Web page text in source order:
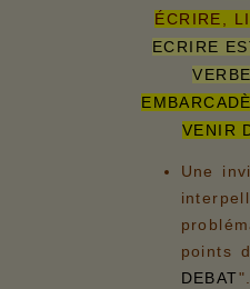
ÉCRIRE,
ECRIRE
VENIR
Une
points
DEBAT".